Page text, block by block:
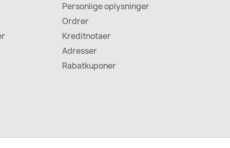
Personlige oplysninger
Ordrer
Kreditnotaer
Adresser
Rabatkuponer